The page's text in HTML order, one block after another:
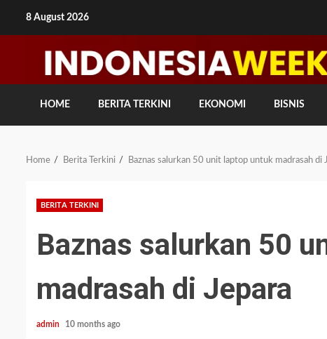
8 August 2026
HOME BERITA TERKINI EKONOMI BISNIS
Home Berita Terkini Baznas salurkan 50 unit laptop untuk madrasah di
BERITA TERKINI
Baznas salurkan 50
madrasah di Jepara
admin 10 months ago